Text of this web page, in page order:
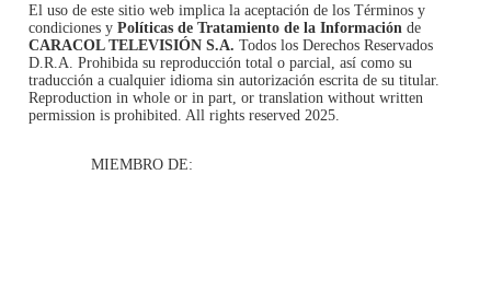
El uso de este sitio web implica la aceptación de los Términos y
condiciones y Políticas de Tratamiento de la Información de
CARACOL TELEVISIÓN S.A. Todos los Derechos Reservados
D.R.A. Prohibida su reproducción total o parcial, así como su
traducción a cualquier idioma sin autorización escrita de su titular.
Reproduction in whole or in part, or translation without written
permission is prohibited. All rights reserved 2025.
MIEMBRO DE: